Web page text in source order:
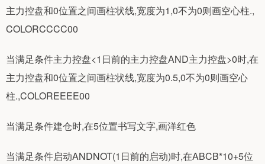
主力控盘和0位置之间画柱状线,宽度为1,0不为0则画空心柱.,
COLORCCCC00
当满足条件主力控盘<1日前的主力控盘AND主力控盘>0时,在
主力控盘和0位置之间画柱状线,宽度为0.5,0不为0则画空心
柱.,COLOREEEE00
当满足条件建仓时,在5位置书写文字,画洋红色
当满足条件启动ANDNOT(1日前的启动)时,在ABCB*10+5位